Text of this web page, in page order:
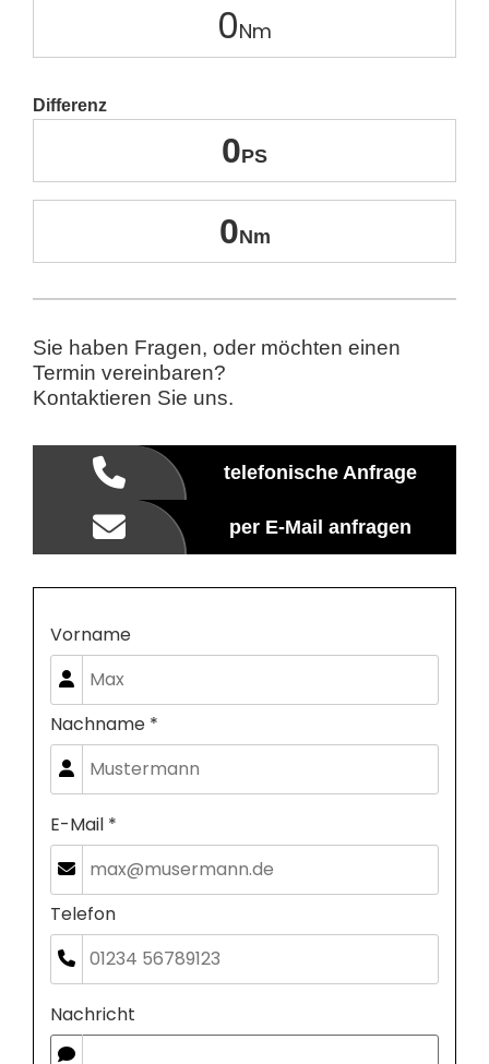
0
Differenz
0
0
Sie haben Fragen, oder möchten einen
Termin vereinbaren?
Kontaktieren Sie uns.
telefonische Anfrage
per E-Mail anfragen
Vorname
Nachname *
E-Mail *
Telefon
Nachricht